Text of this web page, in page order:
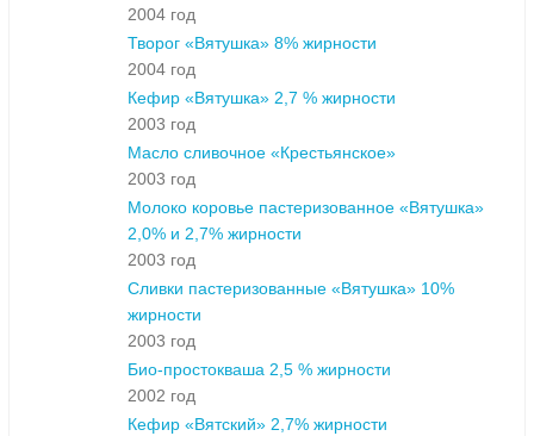
2004 год
Творог «Вятушка» 8% жирности
2004 год
Кефир «Вятушка» 2,7 % жирности
2003 год
Масло сливочное «Крестьянское»
2003 год
Молоко коровье пастеризованное «Вятушка»
2,0% и 2,7% жирности
2003 год
Сливки пастеризованные «Вятушка» 10%
жирности
2003 год
Био-простокваша 2,5 % жирности
2002 год
Кефир «Вятский» 2,7% жирности